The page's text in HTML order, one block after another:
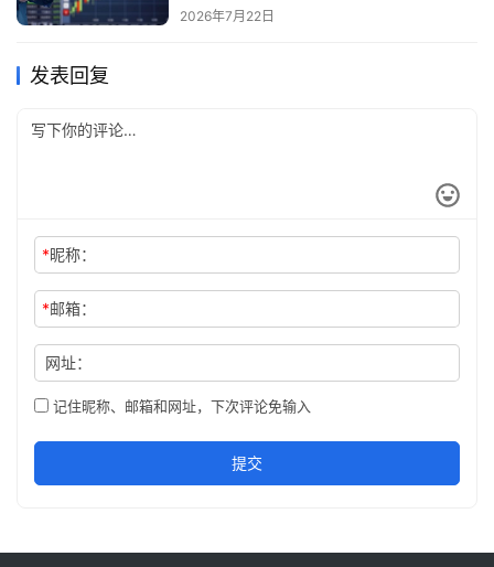
2026年7月22日
发表回复
*昵称：
*邮箱：
网址：
记住昵称、邮箱和网址，下次评论免输入
提交